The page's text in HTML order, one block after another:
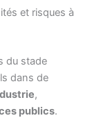
et risques à
du stade
dans de
,
publics.